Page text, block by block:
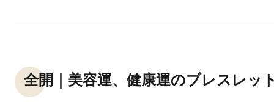
全開｜美容運、健康運のブレスレッ